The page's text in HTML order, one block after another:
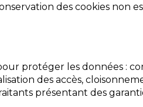
des cookies non
protéger les données :
des accès,
présentant des